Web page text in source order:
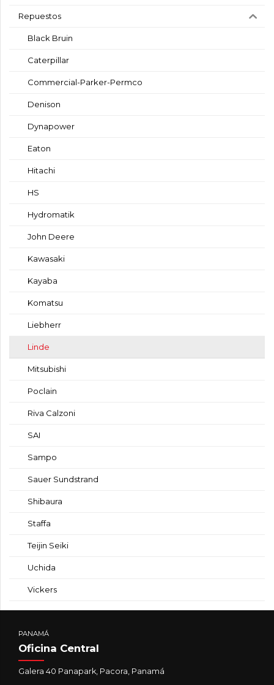
Repuestos
Black Bruin
Caterpillar
Commercial-Parker-Permco
Denison
Dynapower
Eaton
Hitachi
HS
Hydromatik
John Deere
Kawasaki
Kayaba
Komatsu
Liebherr
Linde
Mitsubishi
Poclain
Riva Calzoni
SAI
Sampo
Sauer Sundstrand
Shibaura
Staffa
Teijin Seiki
Uchida
Vickers
PANAMÁ
Oficina Central
Galera 40 Panapark, Pacora, Panamá